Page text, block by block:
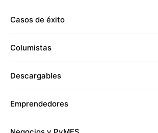
Casos de éxito
Columistas
Descargables
Emprendedores